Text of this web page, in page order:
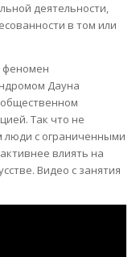
деятельности,
в том или
феномен
Дауна
Так что не
люди с ограниченными
влиять на
Видео с занятия